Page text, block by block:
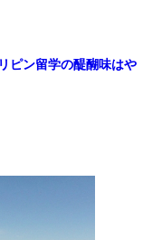
ピン留学の醍醐味はや